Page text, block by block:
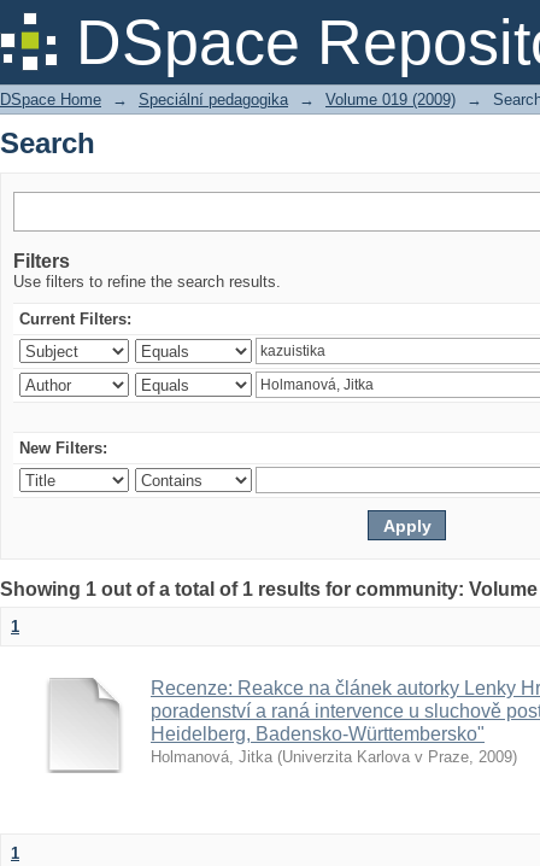
DSpace
Search
DSpace Home → Speciální pedagogika → Volume 019 (2009) →
Search
Filters
Use filters to refine the search results.
Current Filters:
New Filters:
Showing 1 out of a total of 1 results for community:
1
Recenze: Reakce na článek autorky Lenky
poradenství a raná intervence u sluchově
Heidelberg, Badensko-Württembersko"
Holmanová, Jitka (Univerzita Karlova v Praze, 2009)
1